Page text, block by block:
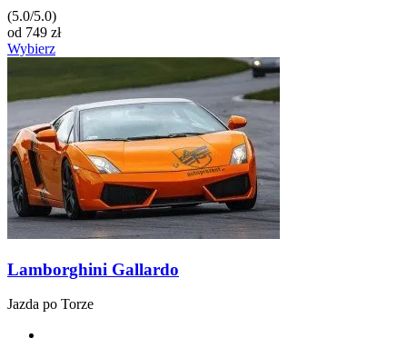
(5.0/5.0)
od 749 zł
Wybierz
Lamborghini Gallardo
Jazda po Torze